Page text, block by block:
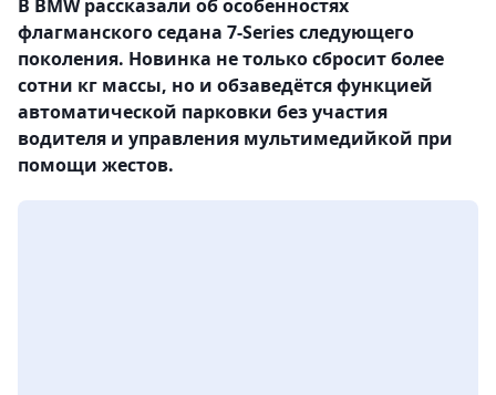
В BMW рассказали об особенностях
флагманского седана 7-Series следующего
поколения. Новинка не только сбросит более
сотни кг массы, но и обзаведётся функцией
автоматической парковки без участия
водителя и управления мультимедийкой при
помощи жестов.